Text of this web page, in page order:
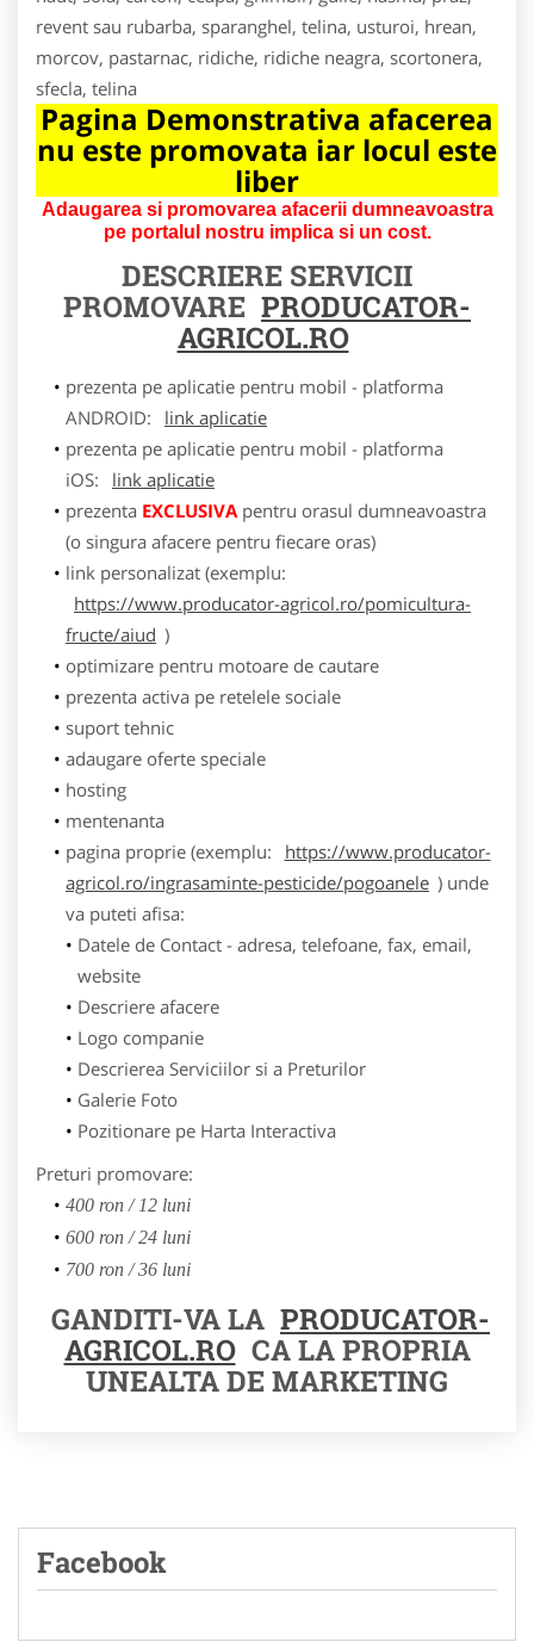
revent sau rubarba, sparanghel, telina, usturoi, hrean,
morcov, pastarnac, ridiche, ridiche neagra, scortonera,
sfecla, telina
Pagina Demonstrativa afacerea
nu este promovata iar locul este
liber
Adaugarea si promovarea afacerii dumneavoastra
pe portalul nostru implica si un cost.
DESCRIERE SERVICII
PROMOVARE PRODUCATOR-
AGRICOL.RO
prezenta pe aplicatie pentru mobil - platforma
ANDROID:
link aplicatie
prezenta pe aplicatie pentru mobil - platforma
iOS:
link aplicatie
prezenta EXCLUSIVApentru orasul dumneavoastra
(o singura afacere pentru fiecare oras)
link personalizat (exemplu:
https://www.producator-agricol.ro/pomicultura-
fructe/aiud )
optimizare pentru motoare de cautare
prezenta activa pe retelele sociale
suport tehnic
adaugare oferte speciale
hosting
mentenanta
pagina proprie (exemplu:
https://www.producator-
agricol.ro/ingrasaminte-pesticide/pogoanele ) unde
va puteti afisa:
Datele de Contact - adresa, telefoane, fax, email,
website
Descriere afacere
Logo companie
Descrierea Serviciilor si a Preturilor
Galerie Foto
Pozitionare pe Harta Interactiva
Preturi promovare:
400 ron / 12 luni
600 ron / 24 luni
700 ron / 36 luni
GANDITI-VA LA PRODUCATOR-
AGRICOL.RO CA LA PROPRIA
UNEALTA DE MARKETING
Facebook